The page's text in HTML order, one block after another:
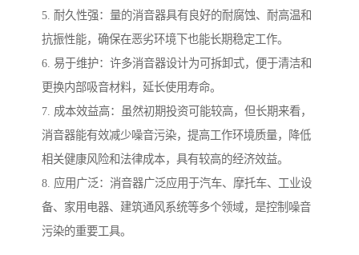
5. 耐久性强：量的消音器具有良好的耐腐蚀、耐高温和
抗振性能，确保在恶劣环境下也能长期稳定工作。
6. 易于维护：许多消音器设计为可拆卸式，便于清洁和
更换内部吸音材料，延长使用寿命。
7. 成本效益高：虽然初期投资可能较高，但长期来看，
消音器能有效减少噪音污染，提高工作环境质量，降低
相关健康风险和法律成本，具有较高的经济效益。
8. 应用广泛：消音器广泛应用于汽车、摩托车、工业设
备、家用电器、建筑通风系统等多个领域，是控制噪音
污染的重要工具。